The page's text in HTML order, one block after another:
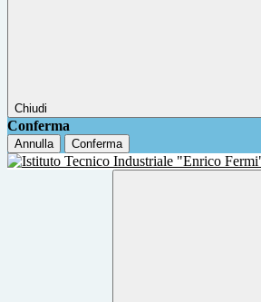
Chiudi
Conferma
Annulla Conferma